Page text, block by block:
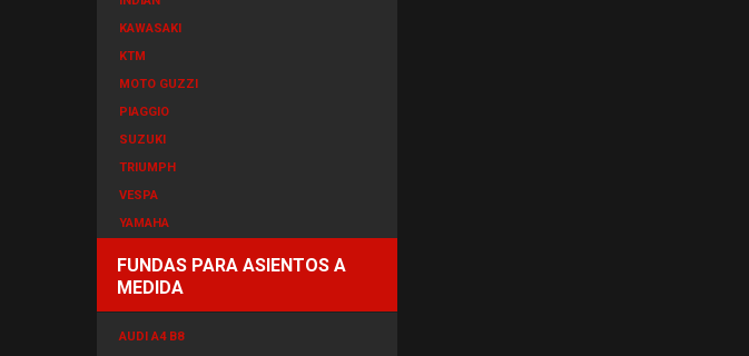
KAWASAKI
KTM
MOTO GUZZI
PIAGGIO
SUZUKI
TRIUMPH
VESPA
YAMAHA
FUNDAS PARA ASIENTOS A
MEDIDA
AUDI A4 B8